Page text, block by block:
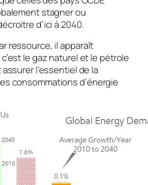
stagner ou
d’ici à 2040.
ressource, il apparaît
le gaz naturel et le pétrole
l’essentiel de la
consommations d’énergie